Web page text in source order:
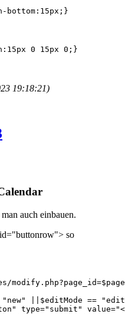
bottom:15px;}
0 15px 0;}
19:18:21)
auch einbauen.
so
||$editMode ==
type="submit"